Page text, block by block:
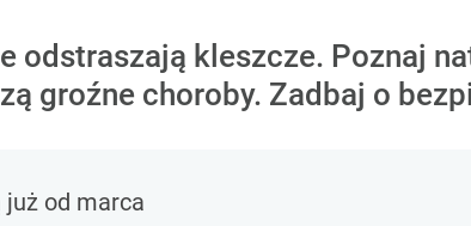
odstraszają kleszcze. Poznaj
groźne choroby. Zadbaj o
już od marca